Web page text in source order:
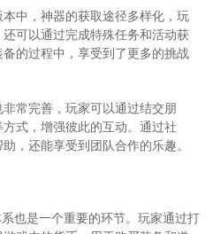
中，神器的获取途径多样化，玩
可以通过完成特殊任务和活动获
的过程中，享受到了更多的挑战
常完善，玩家可以通过结交朋
式，增强彼此的互动。通过社
，还能享受到团队合作的乐趣。
也是一个重要的环节。玩家通过打